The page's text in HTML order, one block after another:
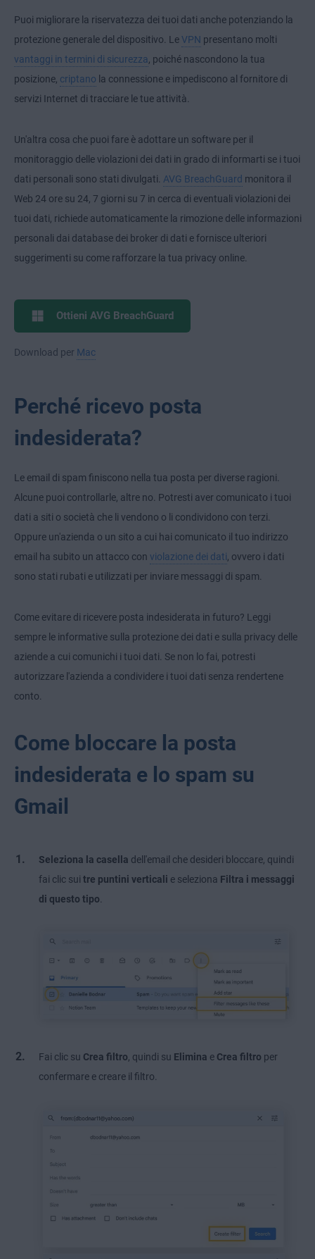
Puoi migliorare la riservatezza dei tuoi dati anche potenziando la
protezione generale del dispositivo. LeVPN presentano molti
vantaggi in termini di sicurezza , poiché nascondono la tua
posizione, criptano la connessione e impediscono al fornitore di
servizi Internet di tracciare le tue attività.
Un'altra cosa che puoi fare è adottare un software per il
monitoraggio delle violazioni dei dati in grado di informarti se i tuoi
dati personali sono stati divulgati. AVG BreachGuard monitora il
Web 24 ore su 24, 7 giorni su 7 in cerca di eventuali violazioni dei
tuoi dati, richiede automaticamente la rimozione delle informazioni
personali dai database dei broker di dati e fornisce ulteriori
suggerimenti su come rafforzare la tua privacy online.
Ottieni AVG BreachGuard
Download per Mac
Perché ricevo posta
indesiderata?
Le email di spam finiscono nella tua posta per diverse ragioni.
Alcune puoi controllarle, altre no. Potresti aver comunicato i tuoi
dati a siti o società che li vendono o li condividono con terzi.
Oppure un'azienda o un sito a cui hai comunicato il tuo indirizzo
email ha subito un attacco con violazione dei dati , ovvero i dati
sono stati rubati e utilizzati per inviare messaggi di spam.
Come evitare di ricevere posta indesiderata in futuro? Leggi
sempre le informative sulla protezione dei dati e sulla privacy delle
aziende a cui comunichi i tuoi dati. Se non lo fai, potresti
autorizzare l'azienda a condividere i tuoi dati senza rendertene
conto.
Come bloccare la posta
indesiderata e lo spam su
Gmail
Seleziona la casella dell'email che desideri bloccare, quindi
fai clic sui tre puntini verticali e seleziona Filtra i messaggi
di questo tipo
Fai clic su Crea filtro, quindi su Elimina e Crea filtro per
confermare e creare il filtro.